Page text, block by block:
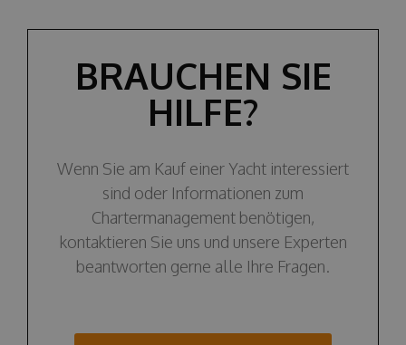
BRAUCHEN SIE
HILFE?
Wenn Sie am Kauf einer Yacht interessiert
sind oder Informationen zum
Chartermanagement benötigen,
kontaktieren Sie uns und unsere Experten
beantworten gerne alle Ihre Fragen.